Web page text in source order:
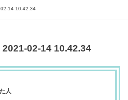
02-14 10.42.34
2021-02-14 10.42.34
人